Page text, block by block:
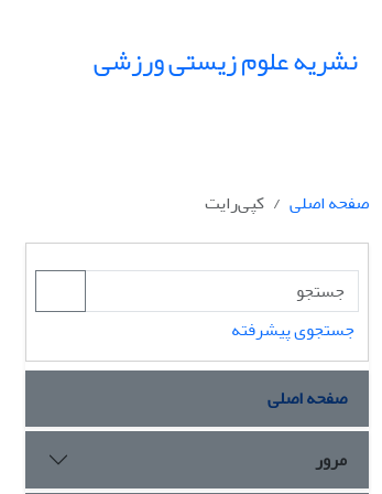
نشریه علوم زیستی ورزشی
صفحه اصلی کپی‌رایت
جستجوی پیشرفته
صفحه اصلی
مرور